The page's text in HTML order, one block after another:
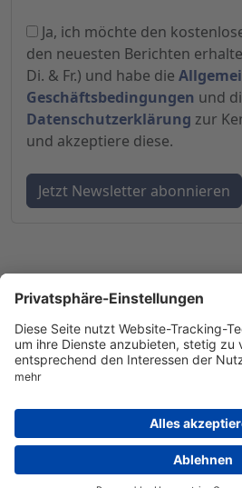
Ja, ich möchte den
den neuesten Berichten
Di. & Fr.) und habe die
Geschäftsbedingungen und
Datenschutzerklärung zur
und akzeptiere diese.
© 1998-2026by GSC Research
Datenschutz